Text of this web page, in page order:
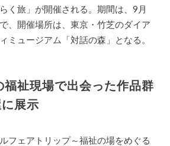
く旅」が開催される。期間は、9月
、開催場所は、東京・竹芝のダイア
ミュージアム「対話の森」となる。
祉現場で出会った作品群
展示
フェアトリップ～福祉の場をめぐる